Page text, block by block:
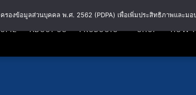
ABOUT US PRODUCTS SHOP HOW
รองข้อมูลส่วนบุคคล พ.ศ. 2562 (PDPA) เพื่อเพิ่มประสิทธิภาพและมอ